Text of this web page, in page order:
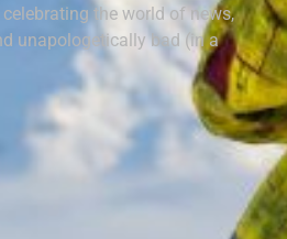
the world of news,
unapologetically bad (in a